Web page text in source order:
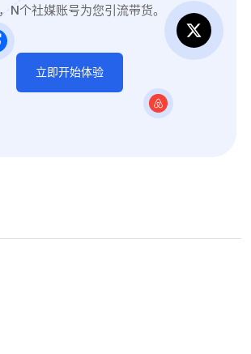
N个社媒账号为您引流带货。
立即开始体验